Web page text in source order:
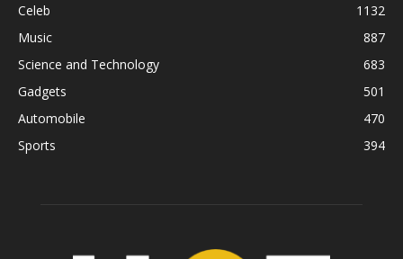
Celeb
1132
Music
887
Science and Technology
683
Gadgets
501
Automobile
470
Sports
394